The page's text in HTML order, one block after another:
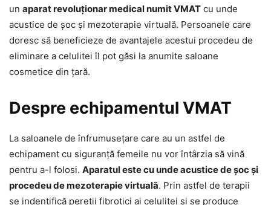
un aparat revoluționar medical numit VMAT cu unde
acustice de șoc și mezoterapie virtuală. Persoanele care
doresc să beneficieze de avantajele acestui procedeu de
eliminare a celulitei îl pot găsi la anumite saloane
cosmetice din țară.
Despre echipamentul VMAT
La saloanele de înfrumusețare care au un astfel de
echipament cu siguranță femeile nu vor întârzia să vină
pentru a-l folosi. Aparatul este cu unde acustice de șoc și
procedeu de mezoterapie virtuală. Prin astfel de terapii
se indentifică pereții fibrotici ai celulitei și se produce